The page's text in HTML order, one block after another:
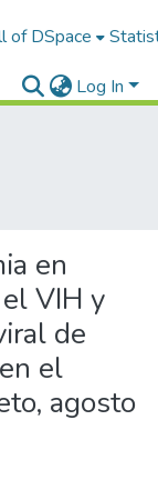
of DSpace
Log In
en
VIH y
de
el
agosto